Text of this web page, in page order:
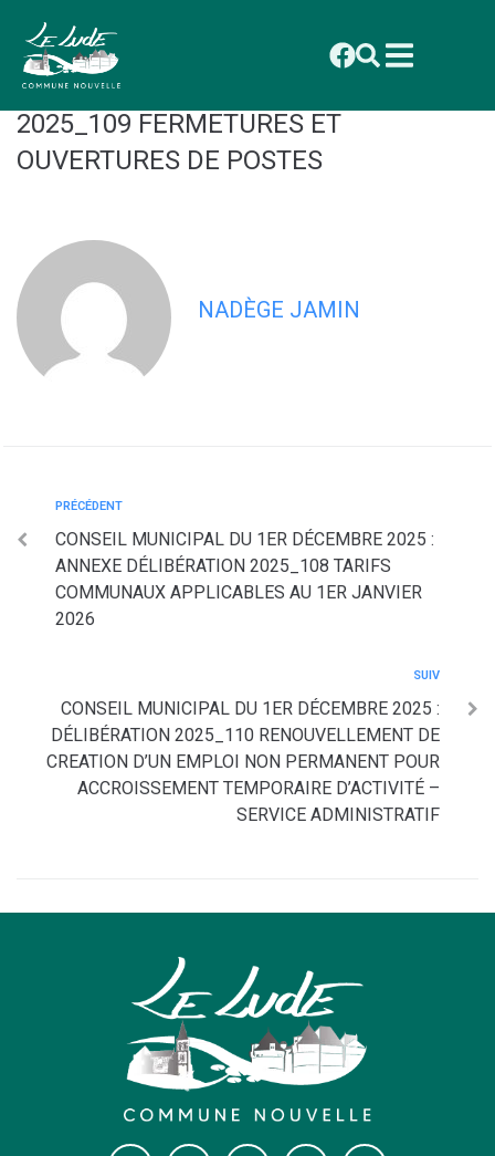
principal
CONSEIL MUNICIPAL DU 1ER
DÉCEMBRE 2025 : DÉLIBÉRATION
2025_109 FERMETURES ET
OUVERTURES DE POSTES
NADÈGE JAMIN
PRÉCÉDENT
CONSEIL MUNICIPAL DU 1ER DÉCEMBRE 2025 :
ANNEXE DÉLIBÉRATION 2025_108 TARIFS
COMMUNAUX APPLICABLES AU 1ER JANVIER
2026
SUIV
CONSEIL MUNICIPAL DU 1ER DÉCEMBRE 2025 :
DÉLIBÉRATION 2025_110 RENOUVELLEMENT DE
CREATION D’UN EMPLOI NON PERMANENT POUR
ACCROISSEMENT TEMPORAIRE D’ACTIVITÉ –
SERVICE ADMINISTRATIF